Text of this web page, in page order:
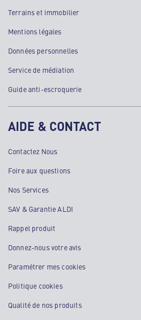
Terrains et immobilier
Mentions légales
Données personnelles
Service de médiation
Guide anti-escroquerie
AIDE & CONTACT
Contactez Nous
Foire aux questions
Nos Services
SAV & Garantie ALDI
Rappel produit
Donnez-nous votre avis
Paramétrer mes cookies
Politique cookies
Qualité de nos produits